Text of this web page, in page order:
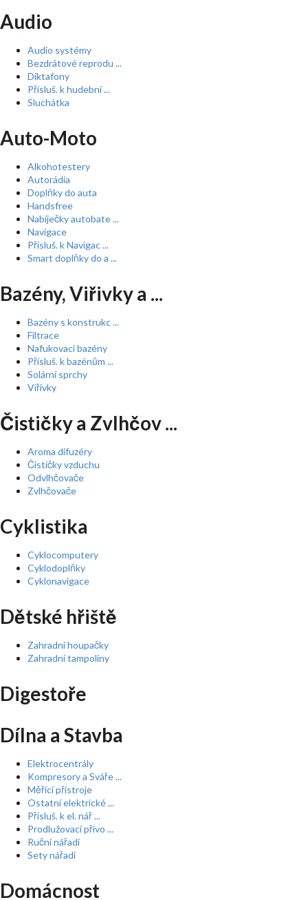
Audio
Audio systémy
Bezdrátové reprodu ...
Diktafony
Přísluš. k hudební ...
Sluchátka
Auto-Moto
Alkohotestery
Autorádia
Doplňky do auta
Handsfree
Nabíječky autobate ...
Navigace
Přísluš. k Navigac ...
Smart doplňky do a ...
Bazény, Viřivky a ...
Bazény s konstrukc ...
Filtrace
Nafukovací bazény
Přísluš. k bazénům ...
Solární sprchy
Vířivky
Čističky a Zvlhčov ...
Aroma difuzéry
Čističky vzduchu
Odvlhčovače
Zvlhčovače
Cyklistika
Cyklocomputery
Cyklodoplňky
Cyklonavigace
Dětské hřiště
Zahradní houpačky
Zahradní tampolíny
Digestoře
Dílna a Stavba
Elektrocentrály
Kompresory a Sváře ...
Měřící přístroje
Ostatní elektrické ...
Přísluš. k el. nář ...
Prodlužovací přívo ...
Ruční nářadí
Sety nářadí
Domácnost